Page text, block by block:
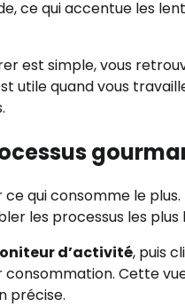
ce qui accentue les
est simple, vous
utile quand vous
qui consomme le plus.
les processus les plus
d’activité, puis
Cette
précise.